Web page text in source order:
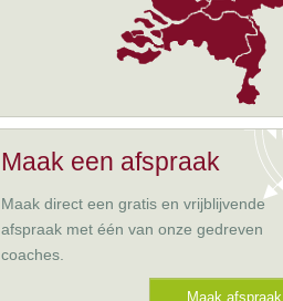
Maak een afspraak
Maak direct een gratis en vrijblijvende
afspraak met één van onze gedreven
coaches.
Maak afspraak